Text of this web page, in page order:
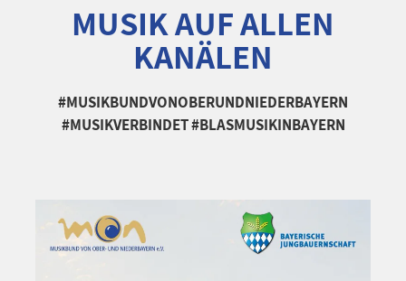
MUSIK AUF ALLEN
KANÄLEN
#MUSIKBUNDVONOBERUNDNIEDERBAYERN
#MUSIKVERBINDET #BLASMUSIKINBAYERN